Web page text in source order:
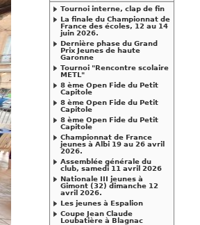
Tournoi interne, clap de fin
La finale du Championnat de
France des écoles, 12 au 14
juin 2026.
Dernière phase du Grand
Prix Jeunes de haute
Garonne
Tournoi "Rencontre scolaire
METL"
8 ème Open Fide du Petit
Capitole
8 ème Open Fide du Petit
Capitole
8 ème Open Fide du Petit
Capitole
Championnat de France
jeunes à Albi 19 au 26 avril
2026.
Assemblée générale du
club, samedi 11 avril 2026
Nationale III jeunes à
Gimont (32) dimanche 12
avril 2026.
Les jeunes à Espalion
Coupe Jean Claude
Loubatière à Blagnac